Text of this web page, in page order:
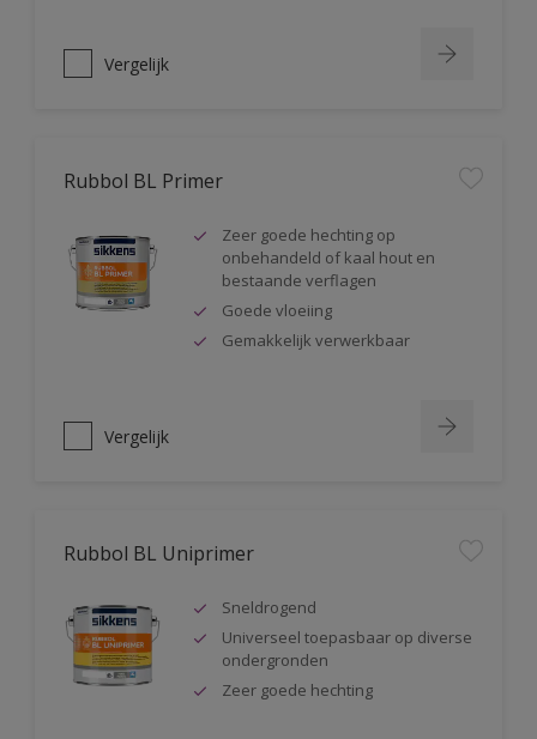
Vergelijk
Rubbol BL Primer
Zeer goede hechting op
onbehandeld of kaal hout en
bestaande verflagen
Goede vloeiing
Gemakkelijk verwerkbaar
Vergelijk
Rubbol BL Uniprimer
Sneldrogend
Universeel toepasbaar op diverse
ondergronden
Zeer goede hechting